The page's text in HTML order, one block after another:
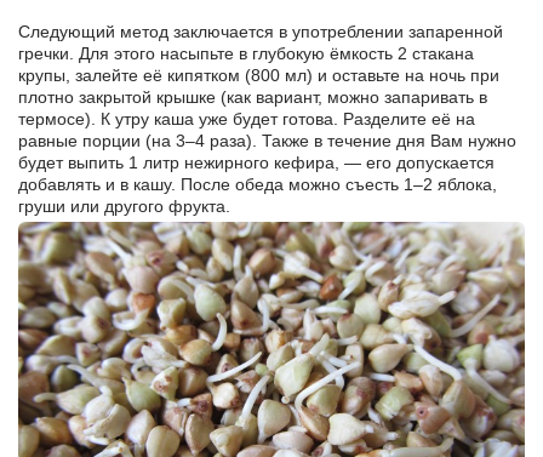
Следующий метод заключается в употреблении запаренной
гречки. Для этого насыпьте в глубокую ёмкость 2 стакана
крупы, залейте её кипятком (800 мл) и оставьте на ночь при
плотно закрытой крышке (как вариант, можно запаривать в
термосе). К утру каша уже будет готова. Разделите её на
равные порции (на 3–4 раза). Также в течение дня Вам нужно
будет выпить 1 литр нежирного кефира, — его допускается
добавлять и в кашу. После обеда можно съесть 1–2 яблока,
груши или другого фрукта.